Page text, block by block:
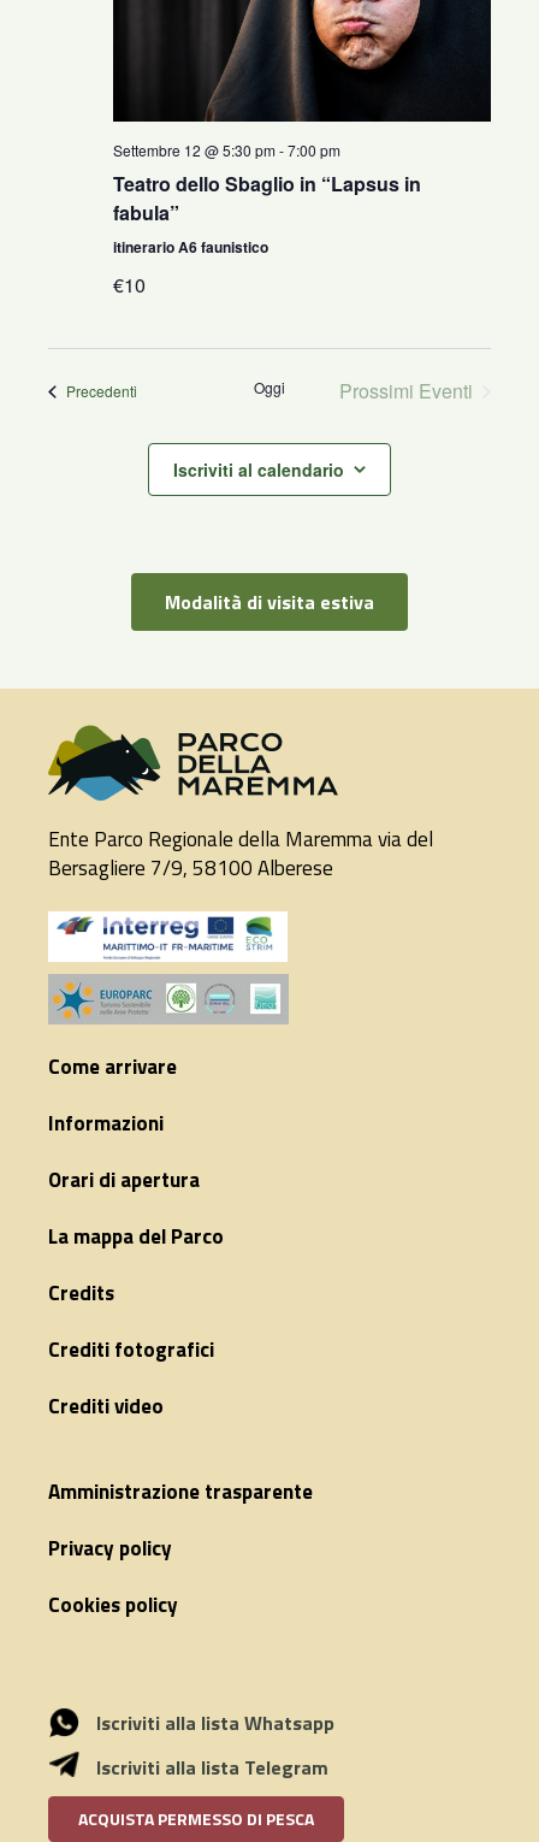
Settembre 12 @ 5:30 pm-7:00 pm
Teatro dello Sbaglio in “Lapsus in
fabula”
itinerario A6 faunistico
€10
Eventi
Precedenti Oggi Prossimi Eventi
Iscriviti al calendario
Modalità di visita estiva
Ente Parco Regionale della Maremma via del
Bersagliere 7/9, 58100 Alberese
Come arrivare
Informazioni
Orari di apertura
La mappa del Parco
Credits
Crediti fotografici
Crediti video
Amministrazione trasparente
Privacy policy
Cookies policy
Iscriviti alla lista Whatsapp
Iscriviti alla lista Telegram
ACQUISTA PERMESSO DI PESCA